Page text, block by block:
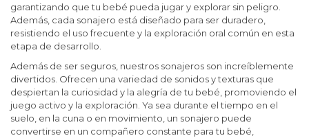
garantizando que tu bebé pueda jugar y explorar sin peligro.
Además, cada sonajero está diseñado para ser duradero,
resistiendo el uso frecuente y la exploración oral común en esta
etapa de desarrollo.
Además de ser seguros, nuestros sonajeros son increíblemente
divertidos. Ofrecen una variedad de sonidos y texturas que
despiertan la curiosidad y la alegría de tu bebé, promoviendo el
juego activo y la exploración. Ya sea durante el tiempo en el
suelo, en la cuna o en movimiento, un sonajero puede
convertirse en un compañero constante para tu bebé,